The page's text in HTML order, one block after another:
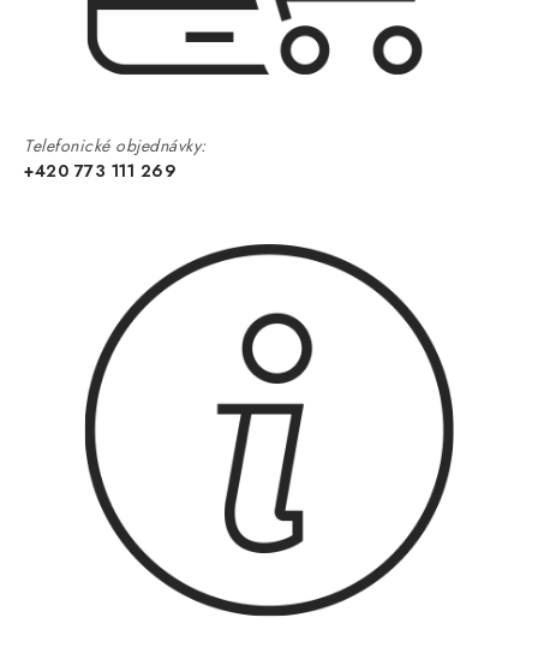
Telefonické objednávky:
+420 773 111 269